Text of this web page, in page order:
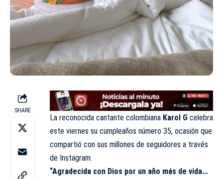
SHARE
La reconocida cantante colombiana Karol G celebra
este viernes su cumpleaños número 35, ocasión que
compartió con sus millones de seguidores a través
de Instagram.
“Agradecida con Dios por un año más de vida…